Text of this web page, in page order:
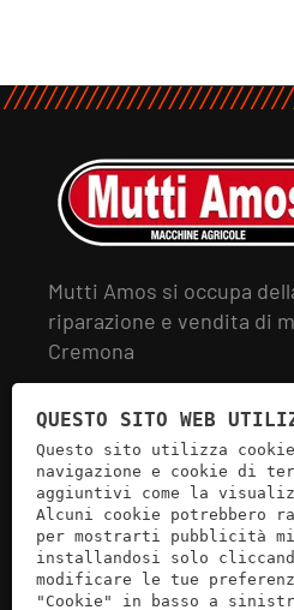
Mutti Amos si occupa
riparazione e vendita di
Cremona
QUESTO SITO WEB
Questo sito utilizza
navigazione e cookie di
aggiuntivi come la
Alcuni cookie potrebbero
per mostrarti pubblicità
installandosi solo
modificare le tue
"Cookie" in basso a